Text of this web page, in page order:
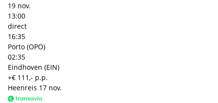
19 nov.
13:00
direct
16:35
Porto (OPO)
02:35
Eindhoven (EIN)
+€ 111,- p.p.
Heenreis 17 nov.